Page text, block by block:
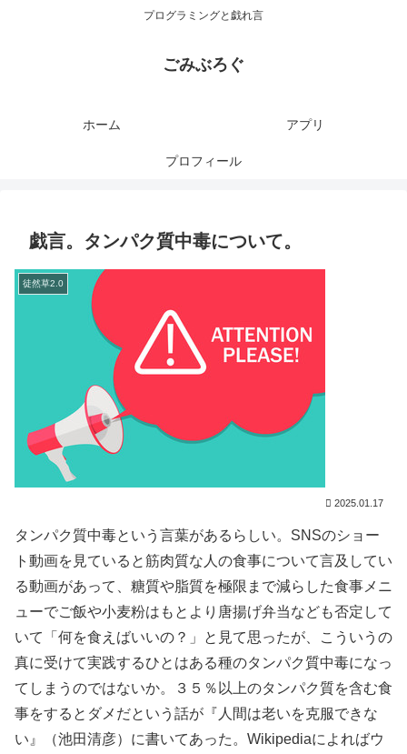
プログラミングと戯れ言
ごみぶろぐ
ホーム アプリ
プロフィール
戯言。タンパク質中毒について。
徒然草2.0
2025.01.17
タンパク質中毒という言葉があるらしい。SNSのショー
ト動画を見ていると筋肉質な人の食事について言及してい
る動画があって、糖質や脂質を極限まで減らした食事メニ
ューでご飯や小麦粉はもとより唐揚げ弁当なども否定して
いて「何を食えばいいの？」と見て思ったが、こういうの
真に受けて実践するひとはある種のタンパク質中毒になっ
てしまうのではないか。３５％以上のタンパク質を含む食
事をするとダメだという話が『人間は老いを克服できな
い』（池田清彦）に書いてあった。Wikipediaによればウ